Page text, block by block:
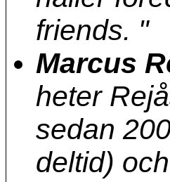
friends. "
Marcus
heter
sedan
deltid)